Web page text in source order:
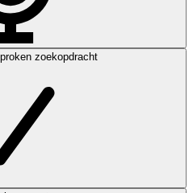
zoekopdracht